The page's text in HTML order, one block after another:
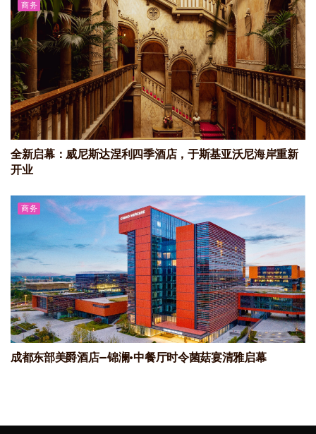
商务
全新启幕：威尼斯达涅利四季酒店，于斯基亚沃尼海岸重新
开业
商务
成都东部美爵酒店—锦澜·中餐厅时令菌菇宴清雅启幕